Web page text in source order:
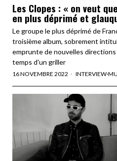
Les Clopes : « on veut
en plus déprimé et
Le groupe le plus déprimé de
troisième album, sobrement
emprunte de nouvelles
temps d'un griller
16 NOVEMBRE 2022 INTERVIEW·